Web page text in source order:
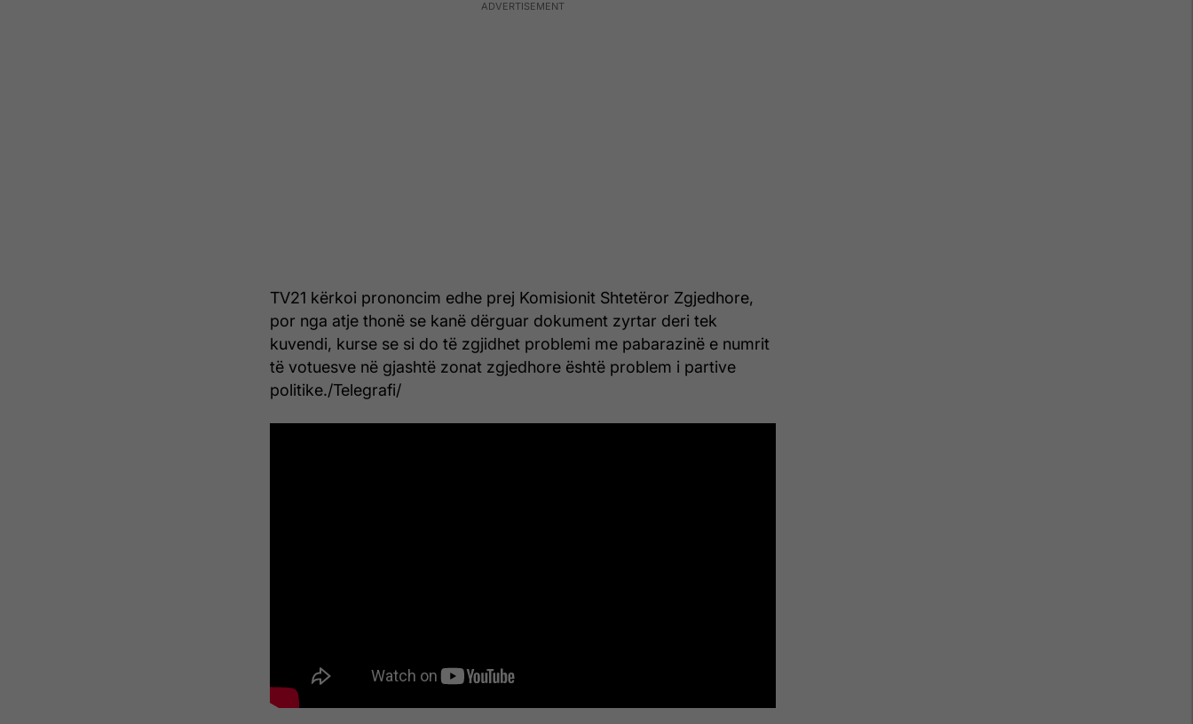
TV21 kërkoi prononcim edhe prej Komisionit Shtetëror Zgjedhore,
por nga atje thonë se kanë dërguar dokument zyrtar deri tek
kuvendi, kurse se si do të zgjidhet problemi me pabarazinë e numrit
të votuesve në gjashtë zonat zgjedhore është problem i partive
politike./Telegrafi/